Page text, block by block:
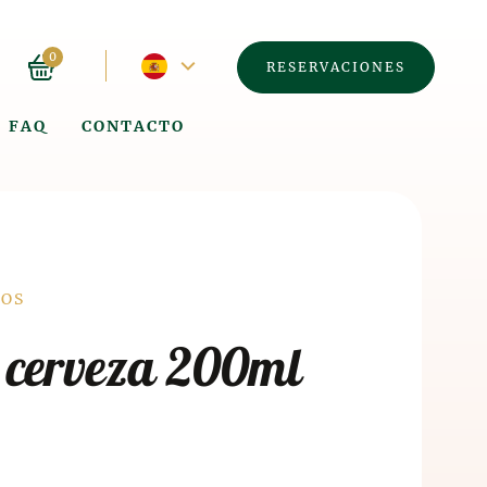
RESERVACIONES
Idioma
actual
0
FAQ CONTACTO
200ml